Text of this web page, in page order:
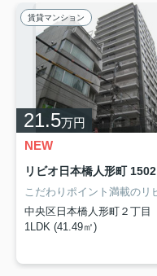
賃貸マンション
21.5万円
NEW
リビオ日本橋人形町 1502
中央区日本橋人形町２丁目
1LDK (41.49㎡)